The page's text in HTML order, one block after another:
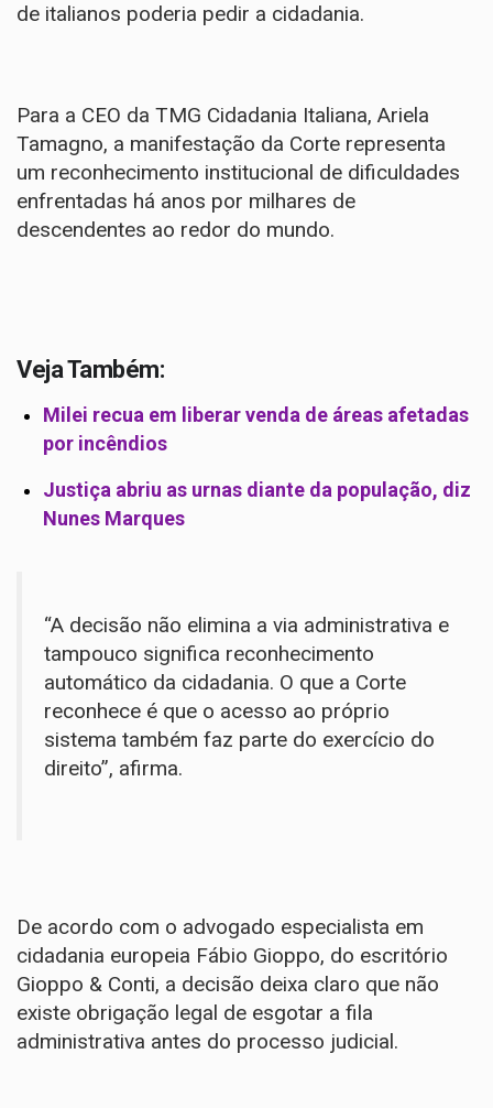
de italianos poderia pedir a cidadania.
Para a CEO da TMG Cidadania Italiana, Ariela
Tamagno, a manifestação da Corte representa
um reconhecimento institucional de dificuldades
enfrentadas há anos por milhares de
descendentes ao redor do mundo.
Veja Também:
Milei recua em liberar venda de áreas afetadas
por incêndios
Justiça abriu as urnas diante da população, diz
Nunes Marques
“A decisão não elimina a via administrativa e
tampouco significa reconhecimento
automático da cidadania. O que a Corte
reconhece é que o acesso ao próprio
sistema também faz parte do exercício do
direito”, afirma.
De acordo com o advogado especialista em
cidadania europeia Fábio Gioppo, do escritório
Gioppo & Conti, a decisão deixa claro que não
existe obrigação legal de esgotar a fila
administrativa antes do processo judicial.